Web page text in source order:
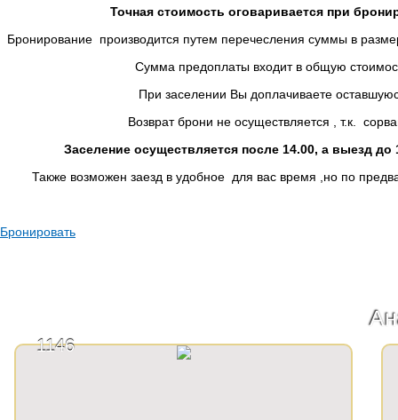
Точная стоимость оговаривается при
Бронирование производится путем перечесления суммы в
Сумма предоплаты входит в общую стоимость
При заселении Вы доплачиваете оставшуюся
Возврат брони не осуществляется , т.к. сорван
Заселение осуществляется после 14.00, а выезд до
Также возможен заезд в удобное для вас время ,но по
Бронировать
1146